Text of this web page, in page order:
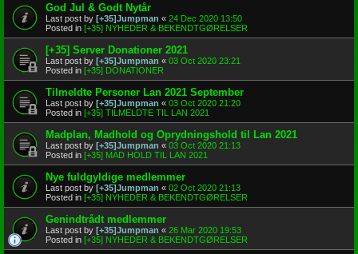
God Jul & Godt Nytår
Last post by [+35]Jumpman « 24 Dec 2020 13:50
Posted in [+35] NYHEDER & BEKENDTGØRELSER
[+35] Server Donationer 2021
Last post by [+35]Jumpman « 03 Oct 2020 23:21
Posted in [+35] DONATIONER
Tilmeldte Personer Lan 2021 September
Last post by [+35]Jumpman « 03 Oct 2020 21:20
Posted in [+35] TILMELDTE TIL LAN 2021
Madplan, Madhold og Oprydningshold til Lan 2021
Last post by [+35]Jumpman « 03 Oct 2020 21:13
Posted in [+35] MAD HOLD TIL LAN 2021
Nye fuldgyldige medlemmer
Last post by [+35]Jumpman « 02 Oct 2020 21:13
Posted in [+35] NYHEDER & BEKENDTGØRELSER
Genindtrådt medlemmer
Last post by [+35]Jumpman « 26 Mar 2020 19:53
Posted in [+35] NYHEDER & BEKENDTGØRELSER